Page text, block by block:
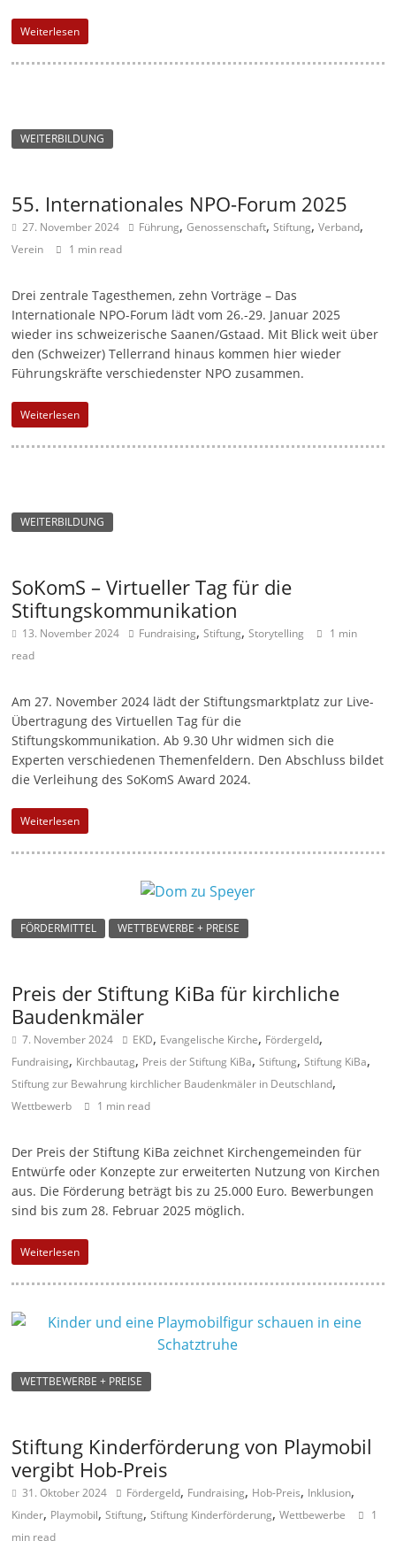
Weiterlesen
WEITERBILDUNG
55. Internationales NPO-Forum 2025
27. November 2024 Führung,Genossenschaft,Stiftung,Verband,
Verein 1 min read
Drei zentrale Tagesthemen, zehn Vorträge – Das
Internationale NPO-Forum lädt vom 26.-29. Januar 2025
wieder ins schweizerische Saanen/Gstaad. Mit Blick weit über
den (Schweizer) Tellerrand hinaus kommen hier wieder
Führungskräfte verschiedenster NPO zusammen.
Weiterlesen
WEITERBILDUNG
SoKomS – Virtueller Tag für die
Stiftungskommunikation
13. November 2024 Fundraising,Stiftung,Storytelling
1 min
read
Am 27. November 2024 lädt der Stiftungsmarktplatz zur Live-
Übertragung des Virtuellen Tag für die
Stiftungskommunikation. Ab 9.30 Uhr widmen sich die
Experten verschiedenen Themenfeldern. Den Abschluss bildet
die Verleihung des SoKomS Award 2024.
Weiterlesen
FÖRDERMITTEL WETTBEWERBE + PREISE
Preis der Stiftung KiBa für kirchliche
Baudenkmäler
7. November 2024 EKD, Evangelische Kirche, Fördergeld,
Fundraising, Kirchbautag, Preis der Stiftung KiBa,Stiftung,Stiftung KiBa,
Stiftung zur Bewahrung kirchlicher Baudenkmäler in Deutschland,
Wettbewerb 1 min read
Der Preis der Stiftung KiBa zeichnet Kirchengemeinden für
Entwürfe oder Konzepte zur erweiterten Nutzung von Kirchen
aus. Die Förderung beträgt bis zu 25.000 Euro. Bewerbungen
sind bis zum 28. Februar 2025 möglich.
Weiterlesen
WETTBEWERBE + PREISE
Stiftung Kinderförderung von Playmobil
vergibt Hob-Preis
31. Oktober 2024 Fördergeld, Fundraising, Hob-Preis, Inklusion,
Kinder, Playmobil,Stiftung,Stiftung Kinderförderung,Wettbewerbe
1
min read